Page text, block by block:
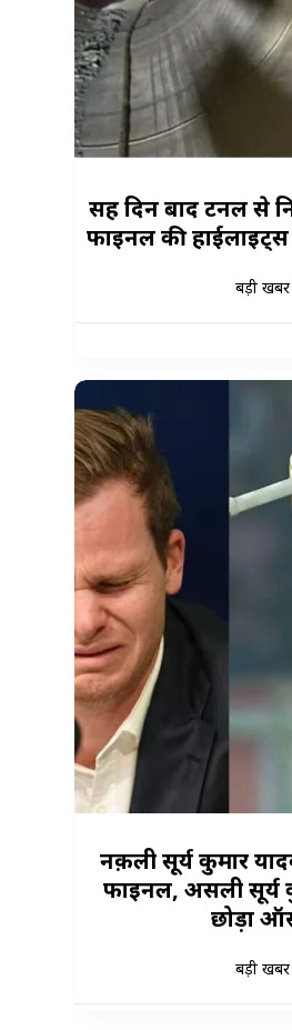
सत्रह दिन बाद टनल से
फाइनल की
बड़ी
नक़ली सूर्य कुमार
फाइनल, असली सूर्य
छोड़ा
बड़ी